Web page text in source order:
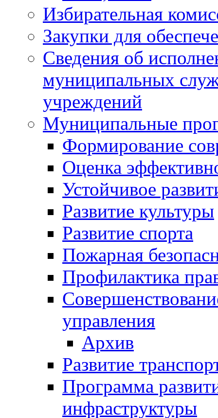
Избирательная
Закупки для
Сведения об
муниципальных
учреждений
Муниципальные
Формирование
Оценка
Устойчивое
Развитие культуры
Развитие спорта
Пожарная
Профилактика
управления
Архив
Развитие
Программа
инфраструктуры